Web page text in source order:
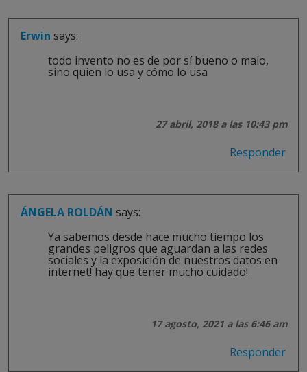
Erwin says:
27 abril, 2018 a las 10:43 pm
todo invento no es de por sí bueno o malo,
sino quien lo usa y cómo lo usa
Responder
ÁNGELA ROLDÁN says:
17 agosto, 2021 a las 6:46 am
Ya sabemos desde hace mucho tiempo los
grandes peligros que aguardan a las redes
sociales y la exposición de nuestros datos en
internet! hay que tener mucho cuidado!
Responder